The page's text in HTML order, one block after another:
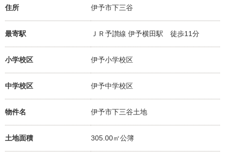
住所 伊予市下三谷
最寄駅 ＪＲ予讃線 伊予横田駅 徒歩11分
小学校区 伊予小学校区
中学校区 伊予中学校区
物件名 伊予市下三谷土地
土地面積 305.00㎡公簿